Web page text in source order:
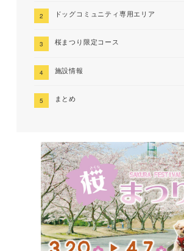
ドッグコミュニティ専用エリア
桜まつり限定コース
施設情報
まとめ